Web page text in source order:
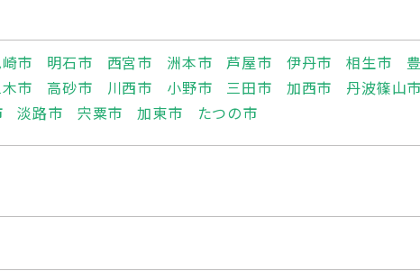
市 明石市 西宮市 洲本市 芦屋市 伊丹市 相生市
市 高砂市 川西市 小野市 三田市 加西市 丹波篠山市
淡路市 宍粟市 加東市 たつの市